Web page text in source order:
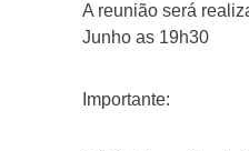
A reunião será
Junho as 19h30
Importante: